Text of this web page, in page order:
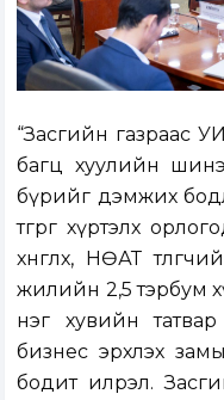
“Засгийн газраас
багц хуулийн
бүрийг дэмжих
төгрөг хүртэлх
хөнгөлөх, НӨАТ
жилийн 2,5 тэрбум
нэг хувийн
бизнес эрхлэх
бодит илрэл.